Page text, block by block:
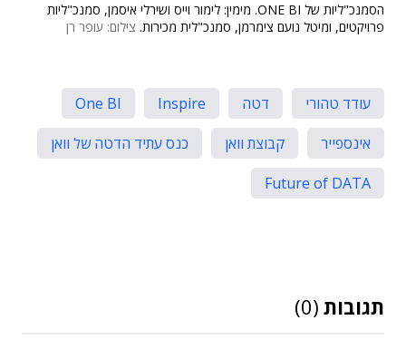
הסמנכ"ליות של ONE BI. מימין: לימור וייס ושירלי איסמן, סמנכ"ליות
פרויקטים, ומיטל נועם צימרמן, סמנכ"לית מכירות. צילום: עופר רן
עודד טהורי דטה Inspire
One BI
אינספייר
קבוצת וואן
כנס עתיד הדטה של וואן
Future of DATA
תגובות (0)